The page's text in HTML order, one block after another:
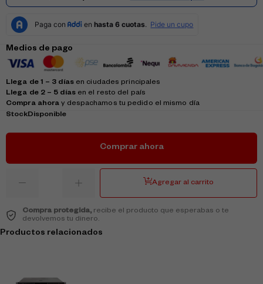
Medios de pago
Llega de 1 – 3 díasen ciudades principales
Llega de 2 – 5 díasen el resto del país
Compra ahora y despachamos tu pedido el mismo día
StockDisponible
Comprar ahora
Agregar al carrito
Compra protegida,recibe el producto que esperabas o te
devolvemos tu dinero.
Productos relacionados